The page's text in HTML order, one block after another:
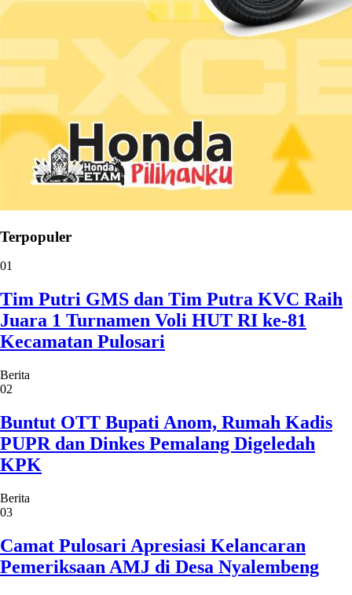
Terpopuler
01
Tim Putri GMS dan Tim Putra KVC Raih
Juara 1 Turnamen Voli HUT RI ke-81
Kecamatan Pulosari
Berita
02
Buntut OTT Bupati Anom, Rumah Kadis
PUPR dan Dinkes Pemalang Digeledah
KPK
Berita
03
Camat Pulosari Apresiasi Kelancaran
Pemeriksaan AMJ di Desa Nyalembeng